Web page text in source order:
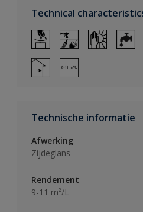
Technical
Technische informatie
Afwerking
Zijdeglans
Rendement
9-11 m²/L